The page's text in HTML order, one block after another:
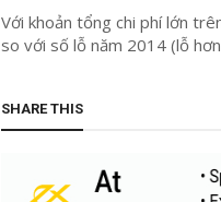
Với khoản tổng chi phí lớn
so với số lỗ năm 2014 (lỗ
SHARE THIS